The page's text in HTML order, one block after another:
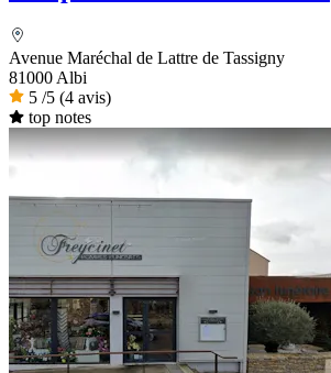
Avenue Maréchal de Lattre de Tassigny
81000 Albi
5 /5 (4 avis)
top notes